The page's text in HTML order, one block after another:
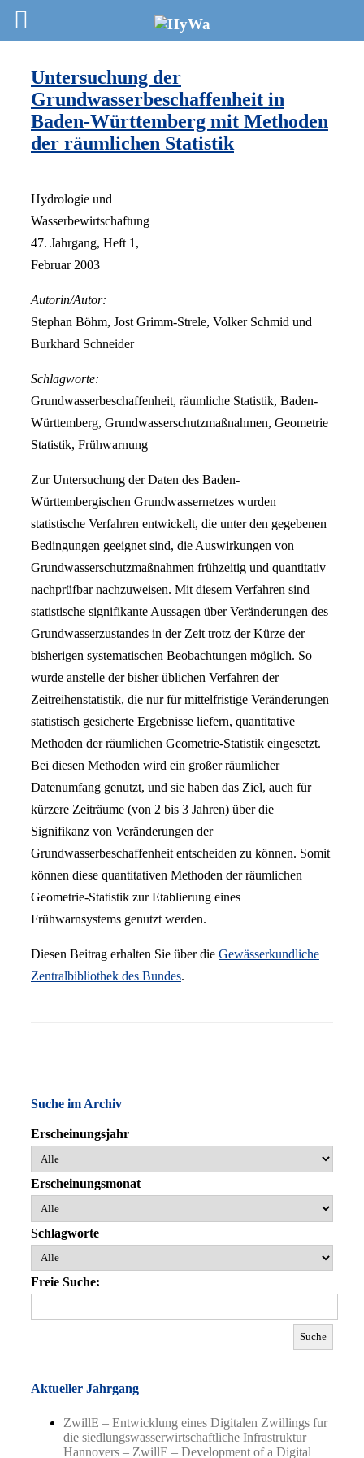
Untersuchung der
Grundwasserbeschaffenheit in
Baden-Württemberg mit Methoden
der räumlichen Statistik
Hydrologie und
Wasserbewirtschaftung
47. Jahrgang, Heft 1,
Februar 2003
Autorin/Autor:
Stephan Böhm, Jost Grimm-Strele, Volker Schmid und
Burkhard Schneider
Schlagworte:
Grundwasserbeschaffenheit, räumliche Statistik, Baden-
Württemberg, Grundwasserschutzmaßnahmen, Geometrie
Statistik, Frühwarnung
Zur Untersuchung der Daten des Baden-
Württembergischen Grundwassernetzes wurden
statistische Verfahren entwickelt, die unter den gegebenen
Bedingungen geeignet sind, die Auswirkungen von
Grundwasserschutzmaßnahmen frühzeitig und quantitativ
nachprüfbar nachzuweisen. Mit diesem Verfahren sind
statistische signifikante Aussagen über Veränderungen des
Grundwasserzustandes in der Zeit trotz der Kürze der
bisherigen systematischen Beobachtungen möglich. So
wurde anstelle der bisher üblichen Verfahren der
Zeitreihenstatistik, die nur für mittelfristige Veränderungen
statistisch gesicherte Ergebnisse liefern, quantitative
Methoden der räumlichen Geometrie-Statistik eingesetzt.
Bei diesen Methoden wird ein großer räumlicher
Datenumfang genutzt, und sie haben das Ziel, auch für
kürzere Zeiträume (von 2 bis 3 Jahren) über die
Signifikanz von Veränderungen der
Grundwasserbeschaffenheit entscheiden zu können. Somit
können diese quantitativen Methoden der räumlichen
Geometrie-Statistik zur Etablierung eines
Frühwarnsystems genutzt werden.
Diesen Beitrag erhalten Sie über die Gewässerkundliche
Zentralbibliothek des Bundes.
Suche im Archiv
Erscheinungsjahr
Erscheinungsmonat
Schlagworte
Freie Suche:
Aktueller Jahrgang
ZwillE – Entwicklung eines Digitalen Zwillings fur
die siedlungswasserwirtschaftliche Infrastruktur
Hannovers – ZwillE – Development of a Digital